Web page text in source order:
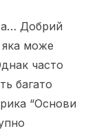
Добрий
яка може
часто
багато
“Основи